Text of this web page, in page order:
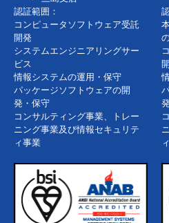
認証範囲：
コンピュータソフトウェア受託
開発
システムエンジニアリングサー
ビス
情報システムの運用・保守
パッケージソフトウェアの開
発・保守
コンサルティング事業、トレー
ニング事業及び情報セキュリテ
ィ事業